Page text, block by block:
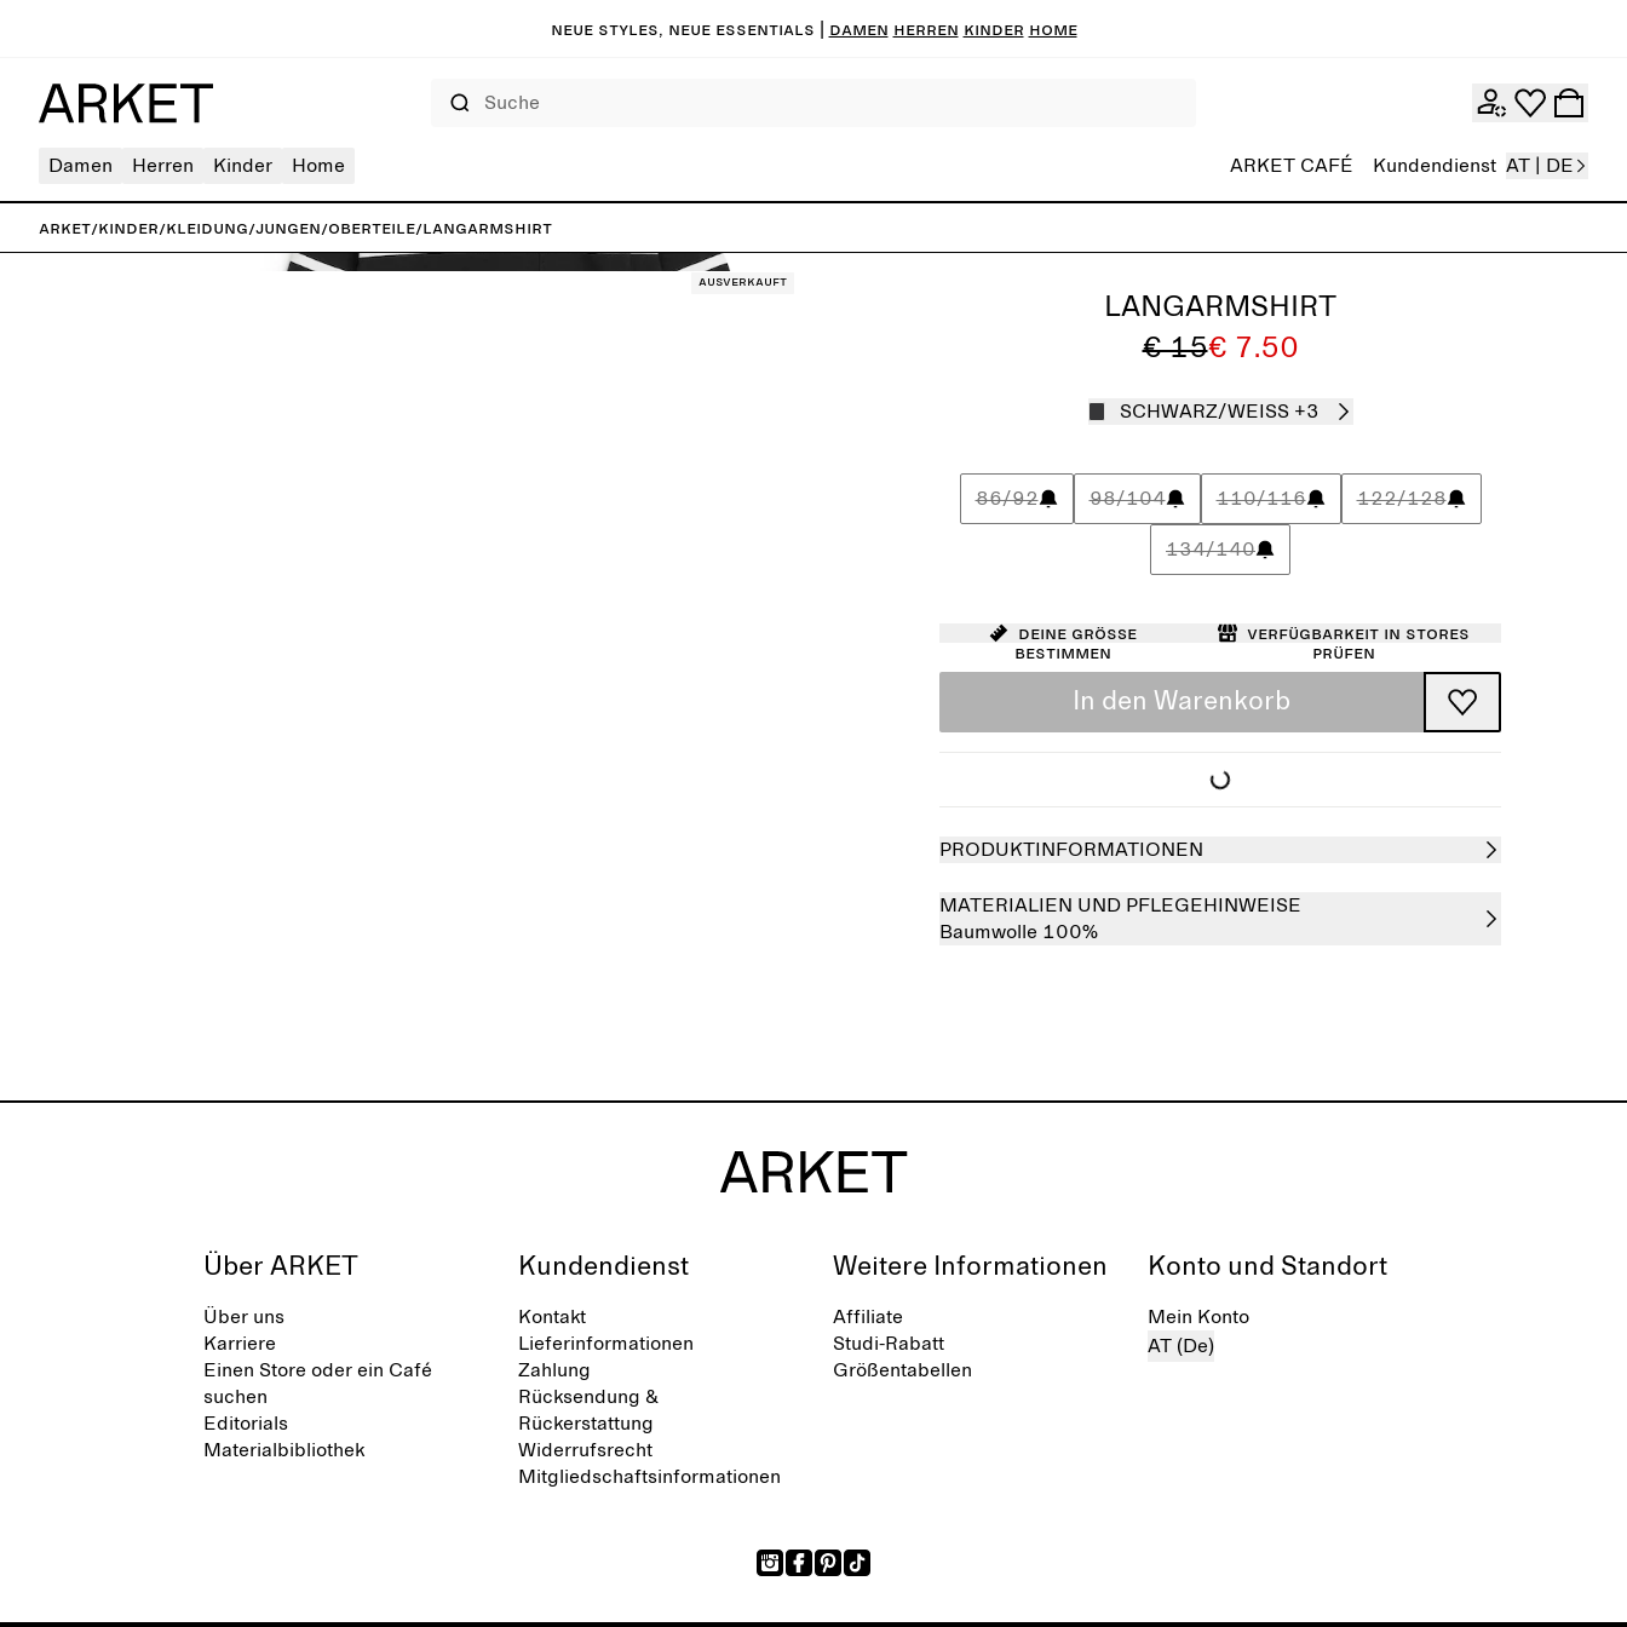
Neue Styles, neue Essentials | DAMEN HERREN KINDER HOME
Damen Herren Kinder Home ARKET CAFÉ Kundendienst AT | DE
ARKET/Kinder/Kleidung/Jungen/Oberteile/Langarmshirt
Ausverkauft
LANGARMSHIRT
€ 15€ 7.50
SCHWARZ/WEISS +3
86/92 98/104 110/116 122/128
134/140
Deine Größe
bestimmen
Verfügbarkeit in Stores
prüfen
In den Warenkorb
PRODUKTINFORMATIONEN
MATERIALIEN UND PFLEGEHINWEISE
Baumwolle 100%
Über ARKET
Über uns
Karriere
Einen Store oder ein Café
suchen
Editorials
Materialbibliothek
Kundendienst
Kontakt
Lieferinformationen
Zahlung
Rücksendung &
Rückerstattung
Widerrufsrecht
Mitgliedschaftsinformationen
Weitere Informationen
Affiliate
Studi-Rabatt
Größentabellen
Konto und Standort
Mein Konto
AT (De)